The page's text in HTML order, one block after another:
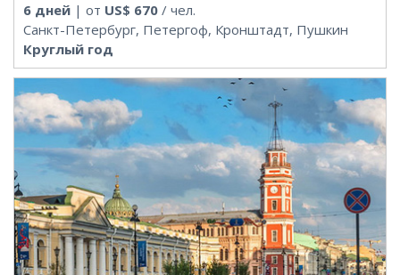
6 дней | от US$ 670 / чел.
Санкт-Петербург, Петергоф, Кронштадт, Пушкин
Круглый год